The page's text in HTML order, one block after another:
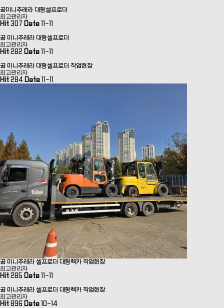
곰미니추레라 대형셀프로더
최고관리자
Hit 307 Date 11-11
곰 미니추레라 대형셀프로더
최고관리자
Hit 282 Date 11-11
곰 미니추레라 대형셀프로더 작업현장
최고관리자
Hit 284 Date 11-11
곰 미니추레라 셀프로더 대형렉카 작업현장
최고관리자
Hit 285 Date 11-11
곰 미니추레라 셀프로더 대형렉카 작업현장
최고관리자
Hit 896 Date 10-14